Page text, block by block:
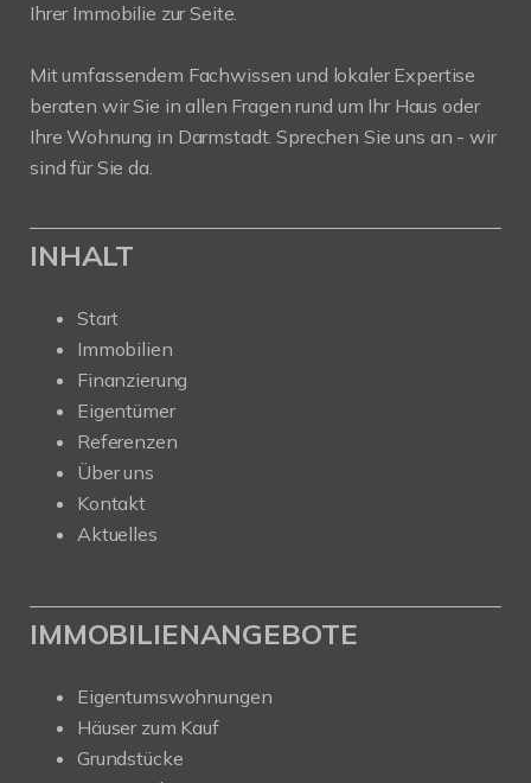
Ihrer Immobilie zur Seite.
Mit umfassendem Fachwissen und lokaler Expertise
beraten wir Sie in allen Fragen rund um Ihr Haus oder
Ihre Wohnung in Darmstadt. Sprechen Sie uns an - wir
sind für Sie da.
INHALT
Start
Immobilien
Finanzierung
Eigentümer
Referenzen
Über uns
Kontakt
Aktuelles
IMMOBILIENANGEBOTE
Eigentumswohnungen
Häuser zum Kauf
Grundstücke